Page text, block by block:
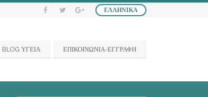
ΕΛΛΗΝΙΚΆ
BLOG ΥΓΕΙΑ ΕΠΙΚΟΙΝΩΝΙΑ-ΕΓΓΡΑΦΗ